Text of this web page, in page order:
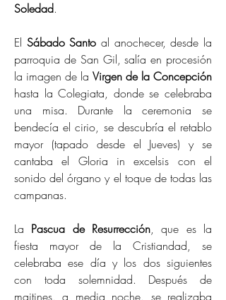
Soledad.
El Sábado Santo al anochecer, desde la
parroquia de San Gil, salía en procesión
la imagen de la Virgen de la Concepción
hasta la Colegiata, donde se celebraba
una misa. Durante la ceremonia se
bendecía el cirio, se descubría el retablo
mayor (tapado desde el Jueves) y se
cantaba el Gloria in excelsis con el
sonido del órgano y el toque de todas las
campanas.
La Pascua de Resurrección, que es la
fiesta mayor de la Cristiandad, se
celebraba ese día y los dos siguientes
con toda solemnidad. Después de
maitines, a media noche, se realizaba